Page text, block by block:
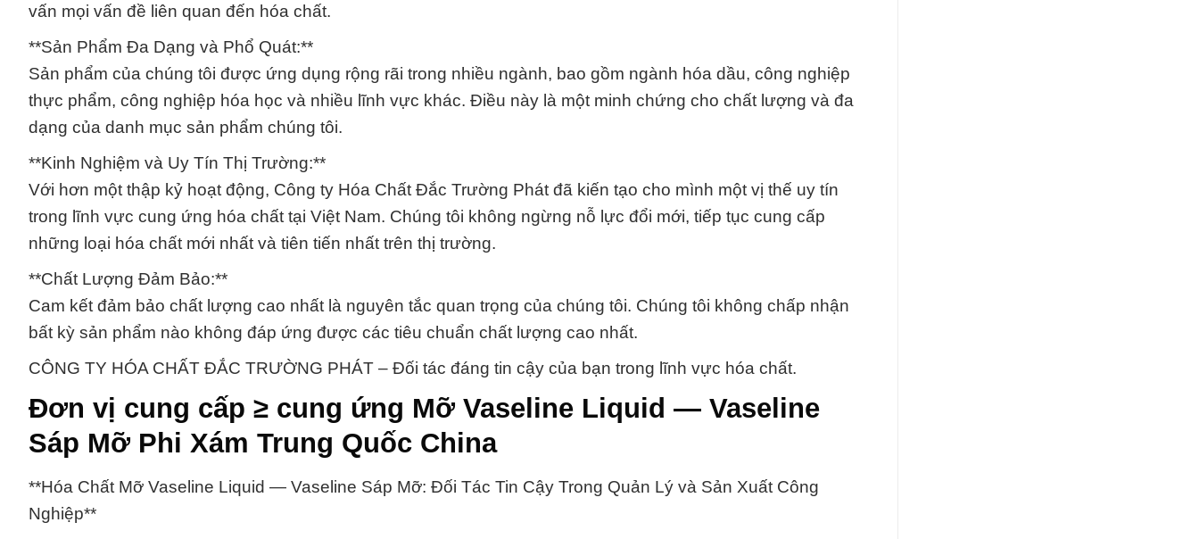
vấn mọi vấn đề liên quan đến hóa chất.
**Sản Phẩm Đa Dạng và Phổ Quát:**
Sản phẩm của chúng tôi được ứng dụng rộng rãi trong nhiều ngành, bao gồm ngành hóa dầu, công nghiệp
thực phẩm, công nghiệp hóa học và nhiều lĩnh vực khác. Điều này là một minh chứng cho chất lượng và đa
dạng của danh mục sản phẩm chúng tôi.
**Kinh Nghiệm và Uy Tín Thị Trường:**
Với hơn một thập kỷ hoạt động, Công ty Hóa Chất Đắc Trường Phát đã kiến tạo cho mình một vị thế uy tín
trong lĩnh vực cung ứng hóa chất tại Việt Nam. Chúng tôi không ngừng nỗ lực đổi mới, tiếp tục cung cấp
những loại hóa chất mới nhất và tiên tiến nhất trên thị trường.
**Chất Lượng Đảm Bảo:**
Cam kết đảm bảo chất lượng cao nhất là nguyên tắc quan trọng của chúng tôi. Chúng tôi không chấp nhận
bất kỳ sản phẩm nào không đáp ứng được các tiêu chuẩn chất lượng cao nhất.
CÔNG TY HÓA CHẤT ĐẮC TRƯỜNG PHÁT – Đối tác đáng tin cậy của bạn trong lĩnh vực hóa chất.
Đơn vị cung cấp ≥ cung ứng Mỡ Vaseline Liquid — Vaseline
Sáp Mỡ Phi Xám Trung Quốc China
**Hóa Chất Mỡ Vaseline Liquid — Vaseline Sáp Mỡ: Đối Tác Tin Cậy Trong Quản Lý và Sản Xuất Công
Nghiệp**